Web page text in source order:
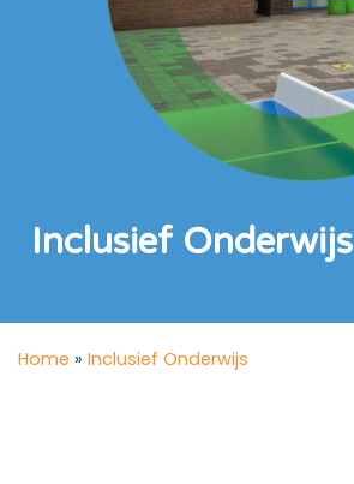
Inclusief Onderwijs
Home » Inclusief Onderwijs